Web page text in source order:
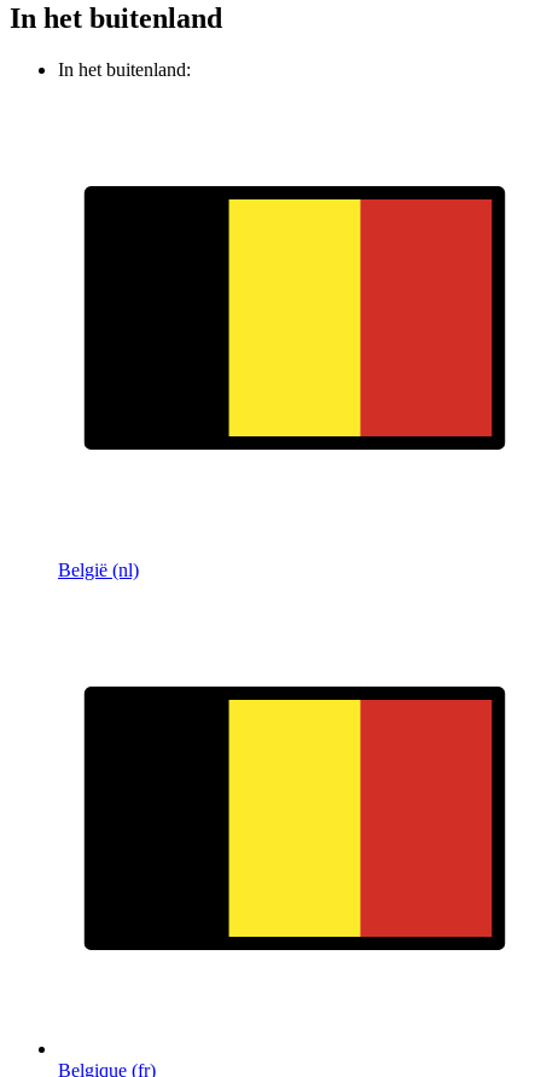
In het buitenland
In het buitenland:
België (nl)
Belgique (fr)